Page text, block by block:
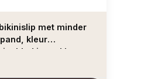
met minder
kleur
blad ivoor kleur